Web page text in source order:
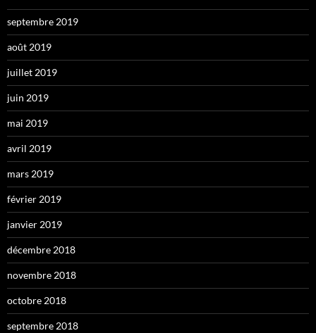
septembre 2019
août 2019
juillet 2019
juin 2019
mai 2019
avril 2019
mars 2019
février 2019
janvier 2019
décembre 2018
novembre 2018
octobre 2018
septembre 2018